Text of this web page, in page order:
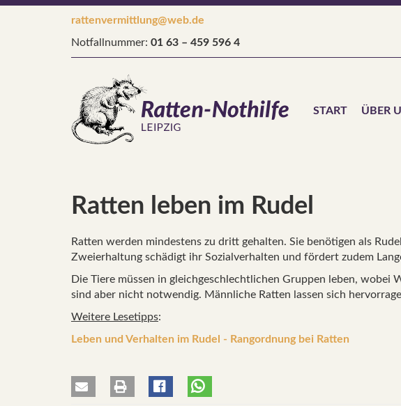
rattenvermittlung@web.de
Notfallnummer: 01 63 – 459 596 4
START ÜBER
Ratten leben im Rudel
Ratten werden mindestens zu dritt gehalten. Sie benötigen als
Zweierhaltung schädigt ihr Sozialverhalten und fördert zudem
Die Tiere müssen in gleichgeschlechtlichen Gruppen leben,
sind aber nicht notwendig. Männliche Ratten lassen sich
Weitere Lesetipps:
Leben und Verhalten im Rudel - Rangordnung bei Ratten